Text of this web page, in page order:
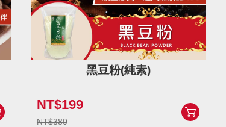
黑豆粉(純素)
NT$199
NT$380